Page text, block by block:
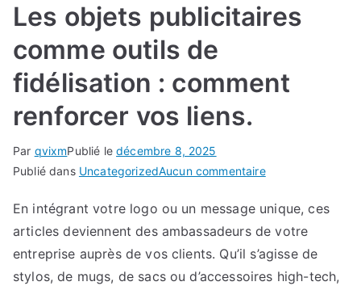
Les objets publicitaires
comme outils de
fidélisation : comment
renforcer vos liens.
Par qvixmPublié ledécembre 8, 2025
Publié dans UncategorizedAucun commentairesur
objets
publicitaires
comme
outils
En intégrant votre logo ou un message unique, ces
articles deviennent des ambassadeurs de votre
entreprise auprès de vos clients. Qu’il s’agisse de
stylos, de mugs, de sacs ou d’accessoires high-tech,